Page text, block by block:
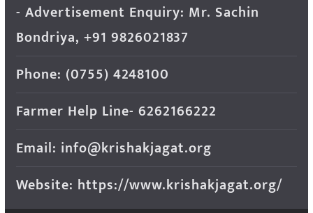
- Advertisement Enquiry: Mr. Sachin
Bondriya, +91 9826021837
Phone: (0755) 4248100
Farmer Help Line- 6262166222
Email: info@krishakjagat.org
Website: https://www.krishakjagat.org/